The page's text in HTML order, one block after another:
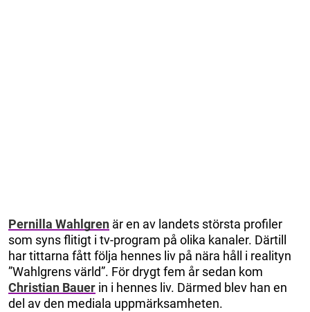
Pernilla Wahlgren är en av landets största profiler
som syns flitigt i tv-program på olika kanaler. Därtill
har tittarna fått följa hennes liv på nära håll i realityn
”Wahlgrens värld”. För drygt fem år sedan kom
Christian Bauer in i hennes liv. Därmed blev han en
del av den mediala uppmärksamheten.